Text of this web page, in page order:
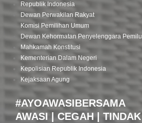
Republik Indonesia
Dewan Perwakilan Rakyat
Komisi Pemilihan Umum
Dewan Kehormatan Penyelenggara Pemilu
Mahkamah Konstitusi
Kementerian Dalam Negeri
Kepolisian Republik Indonesia
Kejaksaan Agung
#AYOAWASIBERSAMA
AWASI | CEGAH | TINDAK